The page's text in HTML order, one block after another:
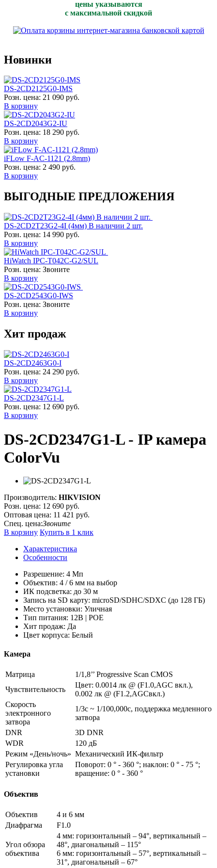
цены указываются
с максимальной скидкой
Новинки
DS-2CD2125G0-IMS
Розн. цена: 21 090 руб.
В корзину
DS-2CD2043G2-IU
Розн. цена: 18 290 руб.
В корзину
iFLow F-AC-1121 (2.8mm)
Розн. цена: 2 490 руб.
В корзину
ВЫГОДНЫЕ ПРЕДЛОЖЕНИЯ
DS-2CD2T23G2-4I (4мм) В наличии 2 шт.
Розн. цена: 14 990 руб.
В корзину
HiWatch IPC-T042C-G2/SUL
Розн. цена: Звоните
В корзину
DS-2CD2543G0-IWS
Розн. цена: Звоните
В корзину
Хит продаж
DS-2CD2463G0-I
Розн. цена: 24 290 руб.
В корзину
DS-2CD2347G1-L
Розн. цена: 12 690 руб.
В корзину
DS-2CD2347G1-L - IP камера
ColorVu
Производитель: HIKVISION
Розн. цена: 12 690 руб.
Оптовая цена: 11 421 руб.
Спец. цена:Звоните
В корзину Купить в 1 клик
Характеристика
Особенности
Разрешение: 4 Мп
Объектив: 4 / 6 мм на выбор
ИК подсветка: до 30 м
Запись на SD карту: microSD/SDHC/SDXC (до 128 ГБ)
Место установки: Уличная
Тип питания: 12В | POE
Хит продаж: Да
Цвет корпуса: Белый
Камера
Матрица
1/1,8’’ Progressive Scan CMOS
Чувствительность
Цвет: 0.0014 лк @ (F1.0,AGC вкл.),
0.002 лк @ (F1.2,AGCвкл.)
Скорость
электронного
затвора
1/3с ~ 1/100,000с, поддержка медленного
затвора
DNR
3D DNR
WDR
120 дБ
Режим «День/ночь» Механический ИК-фильтр
Регулировка угла
установки
Поворот: 0 ° - 360 °; наклон: 0 ° - 75 °;
вращение: 0 ° - 360 °
Объектив
Объектив
4 и 6 мм
Диафрагма
F1.0
Угол обзора
объектива
4 мм: горизонтальный – 94°, вертикальный –
48°, диагональный – 115°
6 мм: горизонтальный – 57°, вертикальный –
31°, диагональный – 67°